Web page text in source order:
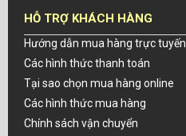
HỖ TRỢ KHÁCH HÀNG
Hướng dẫn mua hàng trực tuyến
Các hình thức thanh toán
Tại sao chọn mua hàng online
Các hình thức mua hàng
Chính sách vận chuyển